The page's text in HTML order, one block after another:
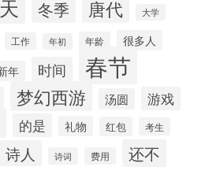
冬季 唐代 大学
工作 年初 年龄 很多人
年 时间 春节
梦幻西游 汤圆 游戏
的是 礼物 红包 考生
诗人 诗词 费用 还不